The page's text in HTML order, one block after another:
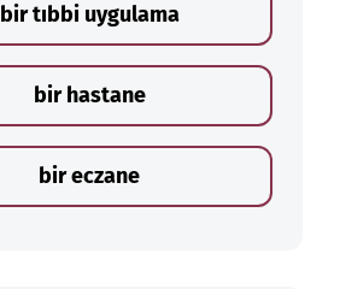
bir tıbbi uygulama
bir hastane
bir eczane